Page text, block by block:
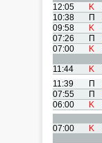
12:05 K
10:38
П
09:58
K
07:26
П
07:00
K
11:44 K
11:39
П
07:55
П
06:00
K
07:00 K